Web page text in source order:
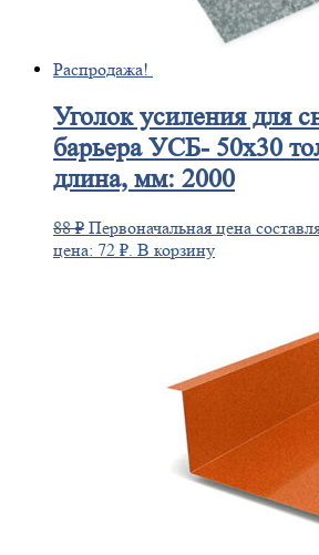
Распродажа!
Уголокусиления для
барьера УСБ- 50х30
длина, мм: 2000
88₽ Первоначальная цена
цена: 72 ₽. В корзину